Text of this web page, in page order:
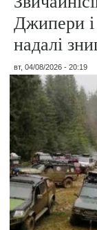
Джипери і
надалі
вт, 04/08/2026 - 20:19